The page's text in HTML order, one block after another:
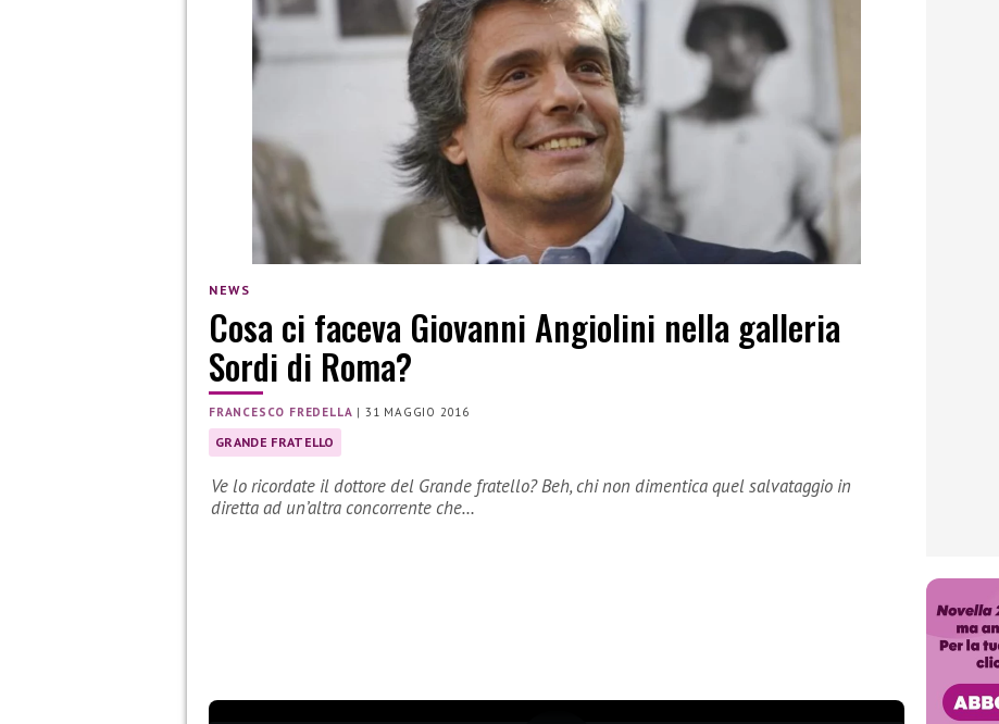
NEWS
Cosa ci faceva Giovanni Angiolini nella galleria
Sordi di Roma?
FRANCESCO FREDELLA | 31 MAGGIO 2016
GRANDE FRATELLO
Ve lo ricordate il dottore del Grande fratello? Beh, chi non dimentica quel salvataggio in
diretta ad un’altra concorrente che…